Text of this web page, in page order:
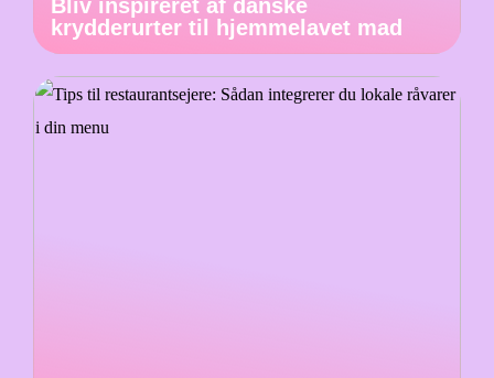
Bliv inspireret af danske
krydderurter til hjemmelavet mad